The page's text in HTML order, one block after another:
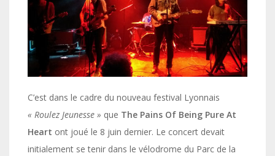
C’est dans le cadre du nouveau festival Lyonnais
« Roulez Jeunesse » que The Pains Of Being Pure At
Heart ont joué le 8 juin dernier. Le concert devait
initialement se tenir dans le vélodrome du Parc de la